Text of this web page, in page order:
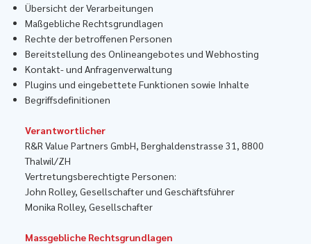
Übersicht der Verarbeitungen
Maßgebliche Rechtsgrundlagen
Rechte der betroffenen Personen
Bereitstellung des Onlineangebotes und Webhosting
Kontakt- und Anfragenverwaltung
Plugins und eingebettete Funktionen sowie Inhalte
Begriffsdefinitionen
Verantwortlicher
​R&R Value Partners GmbH, Berghaldenstrasse 31, 8800
Thalwil/ZH
​Vertretungsberechtigte Personen:
John Rolley, Gesellschafter und Geschäftsführer
Monika Rolley, Gesellschafter
Massgebliche Rechtsgrundlagen